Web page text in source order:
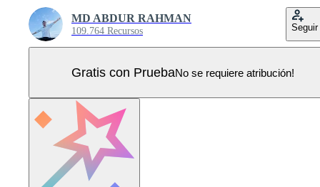
MD ABDUR RAHMAN
109.764 Recursos Seguir
Gratis con PruebaNo se requiere atribución!